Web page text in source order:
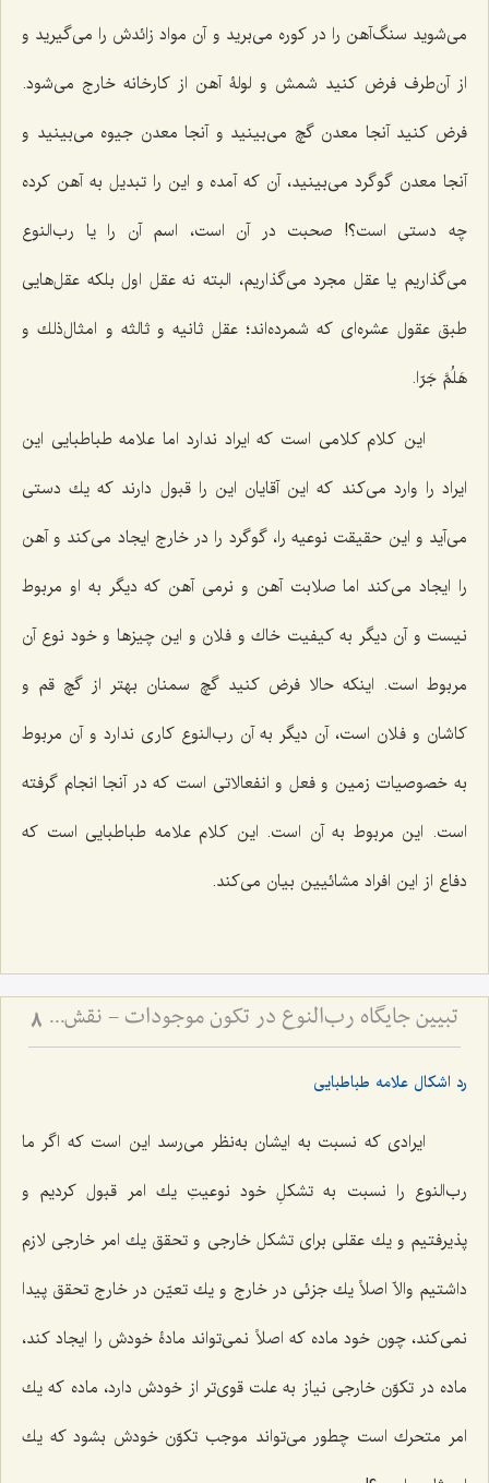
مى‌شوید سنگ‌آهن را در كوره مى‌برید و آن مواد زائدش را مى‌گیرید و
از آن‌طرف فرض كنید شمش و لولۀ آهن از كارخانه خارج مى‌شود.
فرض كنید آنجا معدن گچ مى‌بینید و آنجا معدن جیوه مى‌بینید و
آنجا معدن گوگرد مى‌بینید، آن كه آمده و این را تبدیل به آهن كرده
چه دستى است؟! صحبت در آن است، اسم آن را یا رب‌النوع
مى‌گذاریم یا عقل مجرد مى‌گذاریم، البته نه عقل اول بلكه عقل‌هایی
طبق عقول عشره‌اى كه شمرده‌اند؛ عقل ثانیه و ثالثه و امثال‌ذلك و
هَلُمَّ جَرّا.
این كلام كلامى است که ایراد ندارد اما علامه طباطبایى این
ایراد را وارد مى‌كند كه این آقایان این را قبول دارند كه یك دستى
مى‌آید و این حقیقت نوعیه را، گوگرد را در خارج ایجاد مى‌كند و آهن
را ایجاد مى‌كند اما صلابت آهن و نرمى آهن كه دیگر به او مربوط
نیست و آن دیگر به كیفیت خاك و فلان و این چیزها و خود نوع آن
مربوط است. اینكه حالا فرض كنید گچ سمنان بهتر از گچ قم و
كاشان و فلان است، آن دیگر به آن رب‌النوع كارى ندارد و آن مربوط
به خصوصیات زمین و فعل و انفعالاتى است كه در آنجا انجام گرفته
است. این مربوط به آن است. این كلام علامه طباطبایى است كه
دفاع از این افراد مشائیین بیان مى‌كند.
تبیین جایگاه رب‌النوع در تکون موجودات - نقش عقل مجرد در تحقق و تمایز انواع مادی 8
رد اشکال علامه طباطبایی
ایرادى كه نسبت به ایشان به‌نظر مى‌رسد این است كه اگر ما
رب‌النوع را نسبت به تشكلِ خود نوعیتِ یك امر قبول كردیم و
پذیرفتیم و یك عقلى براى تشكل خارجى و تحقق یك امر خارجى لازم
داشتیم والاّ اصلاً یك جزئى در خارج و یك تعیّن در خارج تحقق پیدا
نمى‌كند، چون خود ماده كه اصلاً نمى‌تواند مادۀ خودش را ایجاد كند،
ماده در تكوّن خارجى نیاز به علت قوى‌تر از خودش دارد، ماده كه یك
امر متحرك است چطور مى‌تواند موجب تكوّن خودش بشود كه یك